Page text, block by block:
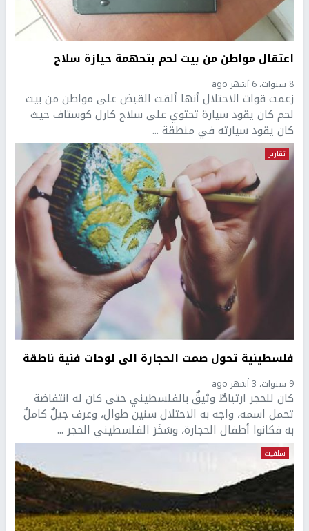
اعتقال مواطن من بيت لحم بتحهمة حيازة سلاح
8 سنوات، 6 أشهر ago
زعمت قوات الاحتلال أنها ألقت القبض على مواطن من بيت
لحم كان يقود سيارة تحتوي على سلاح كارل كوستاف حيث
كان يقود سيارته في منطقة ...
تقارير
فلسطينية تحول صمت الحجارة الى لوحات فنية ناطقة
9 سنوات، 3 أشهر ago
كان للحجر ارتباطٌ وثيقٌ بالفلسطيني حتى كان له انتفاضة
تحمل اسمه، واجه به الاحتلال سنين طوال، وعرف جيلٌ كاملٌ
به فكانوا أطفال الحجارة، وسَخَرَ الفلسطيني الحجر ...
سلفيت